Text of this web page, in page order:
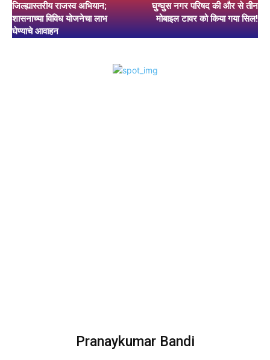
जिल्ह्यास्तरीय राजस्व अभियान;
शासनाच्या विविध योजनेचा लाभ
घेण्याचे आवाहन
घुग्घुस नगर परिषद की और से तीन
मोबाइल टावर को किया गया सिल!
Pranaykumar Bandi